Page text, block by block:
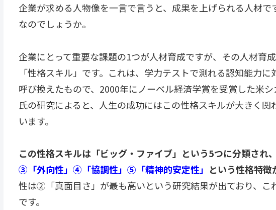
企業が求める人物像を一言で言うと、成果を上げられる人材
なのでしょうか。
企業にとって重要な課題の1つが人材育成ですが、その人材育
「性格スキル」です。これは、学力テストで測れる認知能力
呼び換えたもので、2000年にノーベル経済学賞を受賞した米
氏の研究によると、人生の成功にはこの性格スキルが大きく
います。
この性格スキルは「ビッグ・ファイブ」という5つに分類され、
③「外向性」④「協調性」⑤「精神的安定性」 という性格特徴
性は②「真面目さ」が最も高いという研究結果が出ており、こ
です。